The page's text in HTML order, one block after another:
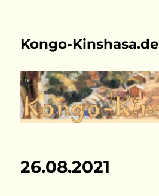
Kongo-Kinshasa.de
26.08.2021